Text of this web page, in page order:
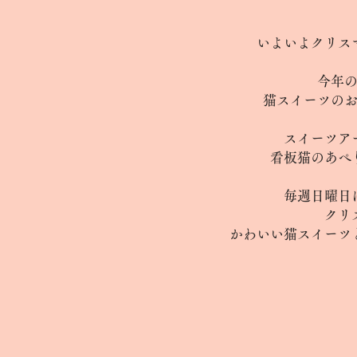
いよいよクリ
今年
猫スイーツの
スイーツ
看板猫のあぺ
毎週日曜日
クリ
かわいい猫スイー